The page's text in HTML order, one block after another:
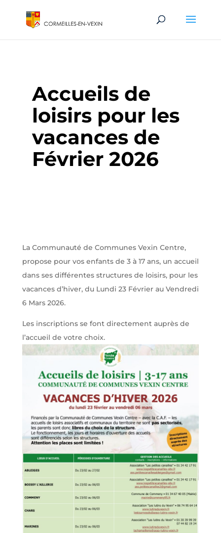
Accueils de
loisirs pour les
vacances de
Février 2026
La Communauté de Communes Vexin Centre,
propose pour vos enfants de 3 à 17 ans, un accueil
dans ses différentes structures de loisirs, pour les
vacances d’hiver, du Lundi 23 Février au Vendredi
6 Mars 2026.
Les inscriptions se font directement auprès de
l’accueil de votre choix.